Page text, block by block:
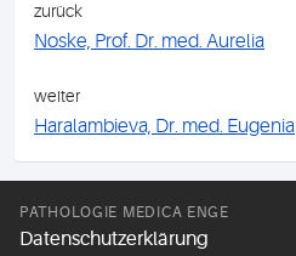
zurück
Noske, Prof. Dr. med. Aurelia
weiter
Haralambieva, Dr. med. Eugenia
PATHOLOGIE MEDICA ENGE
Datenschutzerklärung